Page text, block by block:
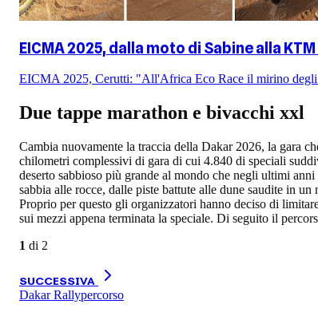
EICMA 2025, dalla moto di Sabine alla
EICMA 2025, Cerutti: "All'Africa Eco Race il mirino degli
Due tappe marathon e bivacchi xxl
Cambia nuovamente la traccia della Dakar 2026, la gara
chilometri complessivi di gara di cui 4.840 di speciali
deserto sabbioso più grande al mondo che negli ultimi
sabbia alle rocce, dalle piste battute alle dune saudite in
Proprio per questo gli organizzatori hanno deciso di
sui mezzi appena terminata la speciale. Di seguito il
1 di 2
SUCCESSIVA
Dakar Rallypercorso